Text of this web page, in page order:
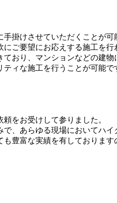
掛けさせていただくことが可
ご要望にお応えする施工を行
おり、マンションなどの建物
ィな施工を行うことが可能
をお受けして参りました。
、あらゆる現場においてハ
豊富な実績を有しておりま